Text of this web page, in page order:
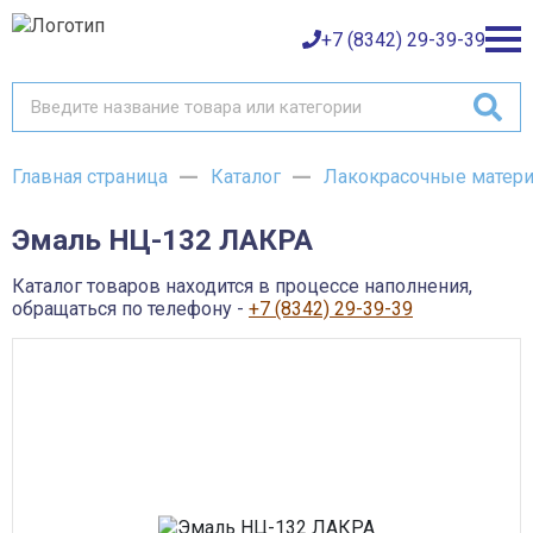
+7 (8342) 29-39-39
Каталог товаров
Баки и емкости АНИОН
Детали трубопроводов и уплотнения
Запорная и регулирующая арматура
Инструмент
О компании
Оплата
Главная страница Каталог Лакокрасочные
Эмаль НЦ-132 ЛАКРА
Каталог товаров находится в процессе наполнения,
обращаться по телефону - +7 (8342) 29-39-39